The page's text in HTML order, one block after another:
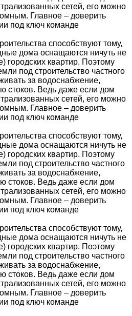
сетей, его можно
Главное – доверить
под ключ команде
способствуют тому,
дома оснащаются ничуть не
городских квартир. Поэтому
под строительство частного
за водоснабжение,
стоков. Ведь даже если дом
сетей, его можно
Главное – доверить
под ключ команде
способствуют тому,
дома оснащаются ничуть не
городских квартир. Поэтому
под строительство частного
за водоснабжение,
стоков. Ведь даже если дом
сетей, его можно
Главное – доверить
под ключ команде
способствуют тому,
дома оснащаются ничуть не
городских квартир. Поэтому
под строительство частного
за водоснабжение,
стоков. Ведь даже если дом
сетей, его можно
Главное – доверить
под ключ команде